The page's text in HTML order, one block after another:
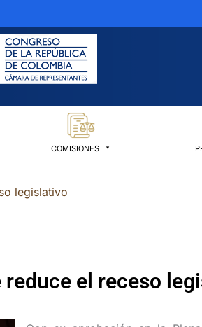
COMISIONES
legislativo
el receso